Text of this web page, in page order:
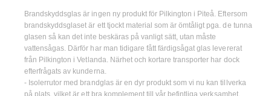
Brandskyddsglas är ingen ny produkt för Pilkington i Piteå. Eftersom
brandskyddsglaset är ett tjockt material som är ömtåligt pga. de tunna
glasen så kan det inte beskäras på vanligt sätt, utan måste
vattensågas. Därför har man tidigare fått färdigsågat glas levererat
från Pilkington i Vetlanda. Närhet och kortare transporter har dock
efterfrågats av kunderna.
- Isolerrutor med brandglas är en dyr produkt som vi nu kan tillverka